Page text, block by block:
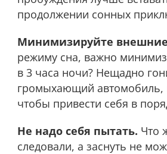
продолжении сонных
Минимизируйте внешние
режиму сна, важно
в 3 часа ночи? Нещадно
громыхающий автомобиль,
чтобы привести себя в
Не надо себя пытать. Что
следовали, а заснуть не